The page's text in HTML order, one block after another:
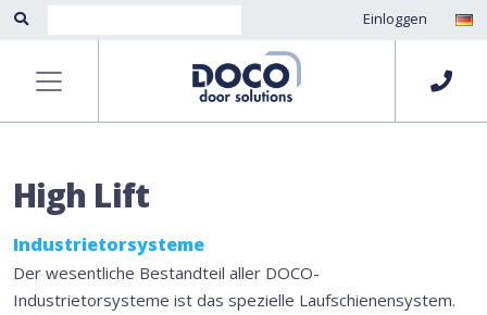
Einloggen
High Lift
Industrietorsysteme
Der wesentliche Bestandteil aller DOCO-
Industrietorsysteme ist das spezielle Laufschienensystem.